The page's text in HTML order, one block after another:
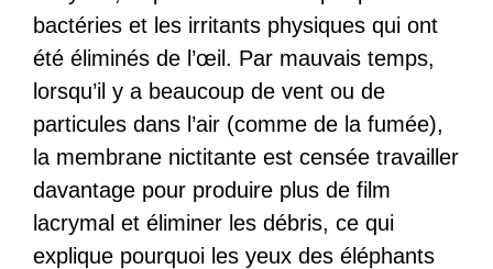
bactéries et les irritants physiques qui ont
été éliminés de l’œil. Par mauvais temps,
lorsqu’il y a beaucoup de vent ou de
particules dans l’air (comme de la fumée),
la membrane nictitante est censée travailler
davantage pour produire plus de film
lacrymal et éliminer les débris, ce qui
explique pourquoi les yeux des éléphants